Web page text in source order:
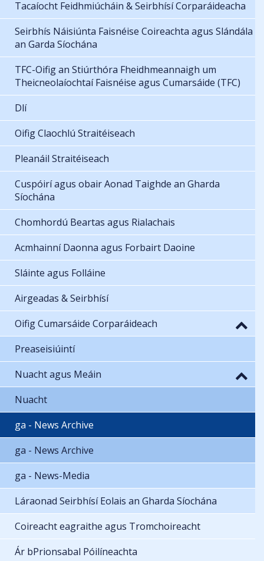
Tacaíocht Feidhmiúcháin & Seirbhísí Corparáideacha
Seirbhís Náisiúnta Faisnéise Coireachta agus Slándála
an Garda Síochána
TFC-Oifig an Stiúrthóra Fheidhmeannaigh um
Theicneolaíochtaí Faisnéise agus Cumarsáide (TFC)
Dlí
Oifig Claochlú Straitéiseach
Pleanáil Straitéiseach
Cuspóirí agus obair Aonad Taighde an Gharda
Síochána
Chomhordú Beartas agus Rialachais
Acmhainní Daonna agus Forbairt Daoine
Sláinte agus Folláine
Airgeadas & Seirbhísí
Oifig Cumarsáide Corparáideach
Preaseisiúintí
Nuacht agus Meáin
Nuacht
ga - News Archive
ga - News Archive
ga - News-Media
Láraonad Seirbhísí Eolais an Gharda Síochána
Coireacht eagraithe agus Tromchoireacht
Ár bPrionsabal Póilíneachta